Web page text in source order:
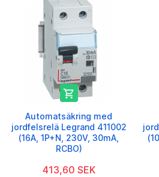

Automatsäkring med
jordfelsrelä Legrand 411002
(16A, 1P+N, 230V, 30mA,
RCBO)
413,60 SEK